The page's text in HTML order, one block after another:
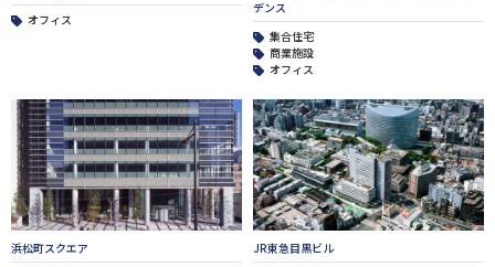
オフィス
デンス
集合住宅
商業施設
オフィス
浜松町スクエア
JR東急目黒ビル